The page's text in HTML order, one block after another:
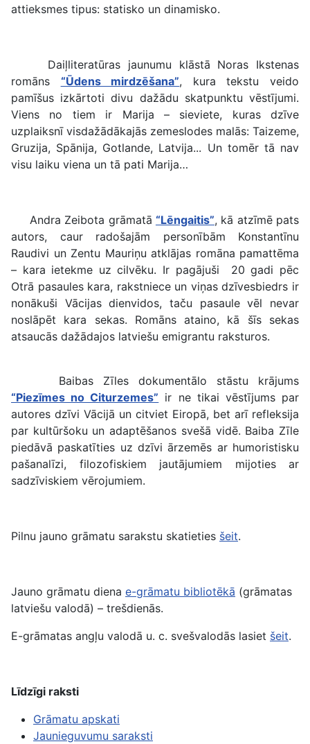
attieksmes tipus: statisko un dinamisko.
Daiļliteratūras jaunumu klāstā Noras Ikstenas
romāns “Ūdens mirdzēšana”, kura tekstu veido
pamīšus izkārtoti divu dažādu skatpunktu vēstījumi.
Viens no tiem ir Marija – sieviete, kuras dzīve
uzplaiksnī visdažādākajās zemeslodes malās: Taizeme,
Gruzija, Spānija, Gotlande, Latvija... Un tomēr tā nav
visu laiku viena un tā pati Marija…
Andra Zeibota grāmatā “Lēngaitis”, kā atzīmē pats
autors, caur radošajām personībām Konstantīnu
Raudivi un Zentu Mauriņu atklājas romāna pamattēma
– kara ietekme uz cilvēku. Ir pagājuši 20 gadi pēc
Otrā pasaules kara, rakstniece un viņas dzīvesbiedrs ir
nonākuši Vācijas dienvidos, taču pasaule vēl nevar
noslāpēt kara sekas. Romāns ataino, kā šīs sekas
atsaucās dažādajos latviešu emigrantu raksturos.
Baibas Zīles dokumentālo stāstu krājums
“Piezīmes no Citurzemes” ir ne tikai vēstījums par
autores dzīvi Vācijā un citviet Eiropā, bet arī refleksija
par kultūršoku un adaptēšanos svešā vidē. Baiba Zīle
piedāvā paskatīties uz dzīvi ārzemēs ar humoristisku
pašanalīzi, filozofiskiem jautājumiem mijoties ar
sadzīviskiem vērojumiem.
Pilnu jauno grāmatu sarakstu skatieties šeit.
Jauno grāmatu diena e-grāmatu bibliotēkā (grāmatas
latviešu valodā) – trešdienās.
E-grāmatas angļu valodā u. c. svešvalodās lasiet šeit.
Līdzīgi raksti
Grāmatu apskati
Jaunieguvumu saraksti